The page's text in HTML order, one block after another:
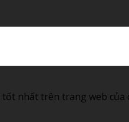
nhất trên trang web